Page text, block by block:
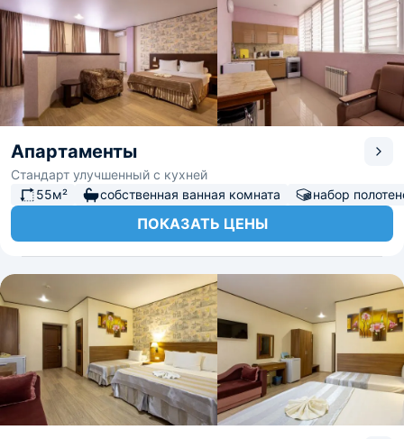
Апартаменты
Стандарт улучшенный с кухней
55м²
собственная ванная комната набор
ПОКАЗАТЬ ЦЕНЫ